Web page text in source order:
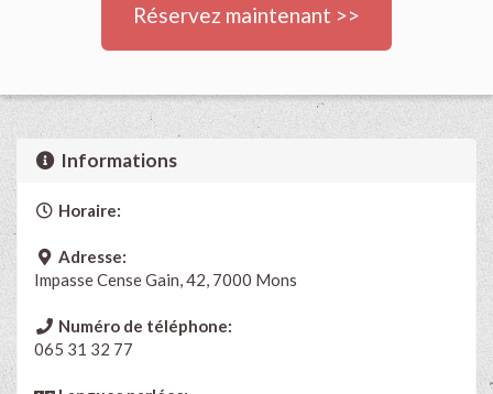
Réservez maintenant >>
Informations
Horaire:
Adresse:
Impasse Cense Gain, 42, 7000 Mons
Numéro de téléphone:
065 31 32 77